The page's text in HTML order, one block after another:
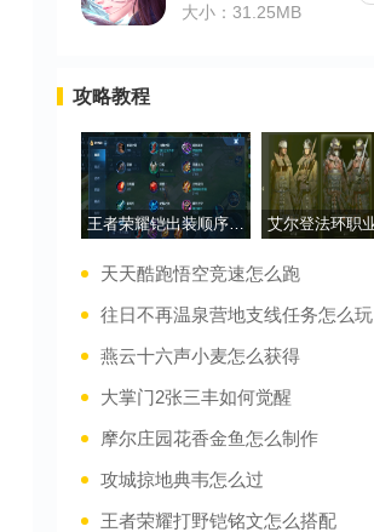
大小：31.25MB
攻略教程
王者荣耀铠出装顺序怎么排列
天天酷跑悟空竞速怎么跑
往日不再温泉营地支线任务怎么玩
燕云十六声小麦怎么获得
大掌门2张三丰如何觉醒
摩尔庄园花香金鱼怎么制作
攻城掠地典韦怎么过
王者荣耀打野铠铭文怎么搭配